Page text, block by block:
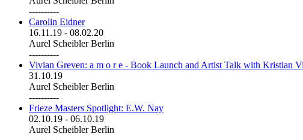
----------
Carolin Eidner
16.11.19 - 08.02.20
Aurel Scheibler Berlin
----------
Vivian Greven: a m o r e - Book Launch and Artist Talk with Kristian
31.10.19
Aurel Scheibler Berlin
----------
Frieze Masters Spotlight: E.W. Nay
02.10.19 - 06.10.19
Aurel Scheibler Berlin